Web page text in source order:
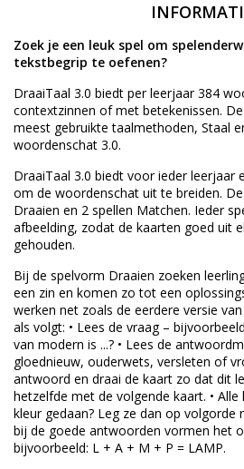
Zoek je een leuk spel om
tekstbegrip te oefenen?
DraaiTaal 3.0 biedt per leerjaar 384
contextzinnen of met betekenissen.
meest gebruikte taalmethoden, Staal
woordenschat 3.0.
DraaiTaal 3.0 biedt voor ieder leerjaar
om de woordenschat uit te breiden.
Draaien en 2 spellen Matchen. Ieder
afbeelding, zodat de kaarten goed uit
gehouden.
Bij de spelvorm Draaien zoeken
een zin en komen zo tot een
werken net zoals de eerdere versie
als volgt: • Lees de vraag –
van modern is ...? • Lees de
gloednieuw, ouderwets, versleten of
antwoord en draai de kaart zo dat dit
hetzelfde met de volgende kaart. •
kleur gedaan? Leg ze dan op volgorde
bij de goede antwoorden vormen het
bijvoorbeeld: L + A + M + P = LAMP.